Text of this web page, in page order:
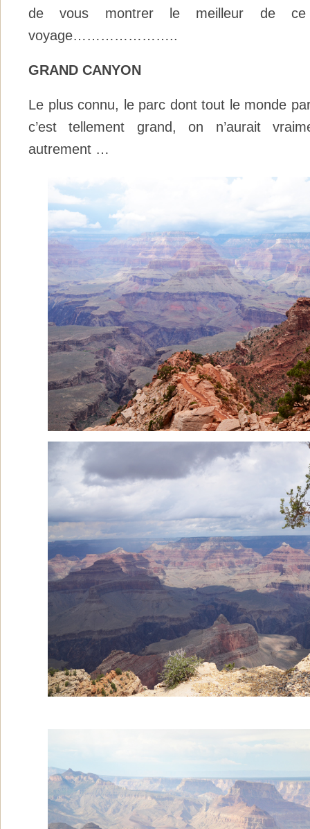
de vous montrer le meilleur de
voyage…………………..
GRAND CANYON
Le plus connu, le parc dont tout le monde
c’est tellement grand, on n’aurait
autrement …